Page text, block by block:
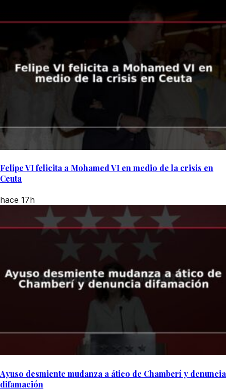
Felipe VI felicita a Mohamed VI en medio de la crisis en
Ceuta
hace 17h
Ayuso desmiente mudanza a ático de Chamberí y denuncia
difamación